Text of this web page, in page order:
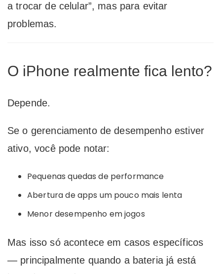
a trocar de celular”, mas para evitar
problemas.
O iPhone realmente fica lento?
Depende.
Se o gerenciamento de desempenho estiver
ativo, você pode notar:
Pequenas quedas de performance
Abertura de apps um pouco mais lenta
Menor desempenho em jogos
Mas isso só acontece em casos específicos
— principalmente quando a bateria já está